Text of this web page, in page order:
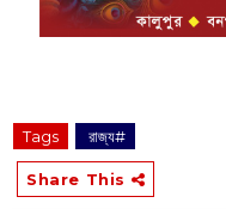
Tags ‌ রাজ্য#
Share This